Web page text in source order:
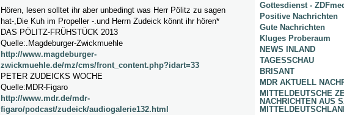
Hören, lesen solltet ihr aber unbedingt was Herr Pölitz zu sagen
hat-,Die Kuh im Propeller -.und Herrn Zudeick könnt ihr hören*
DAS PÖLITZ-FRÜHSTÜCK 2013
Quelle:.Magdeburger-Zwickmuehle
http://www.magdeburger-
zwickmuehle.de/mz/cms/front_content.php?idart=33
PETER ZUDEICKS WOCHE
Quelle:MDR-Figaro
http://www.mdr.de/mdr-
figaro/podcast/zudeick/audiogalerie132.html
Gottesdienst -
Positive Nachrichten
Gute Nachrichten
Kluges Proberaum
NEWS INLAND
TAGESSCHAU
BRISANT
MDR AKTUELL
MITTELDEUTSCHE
NACHRICHTEN AUS